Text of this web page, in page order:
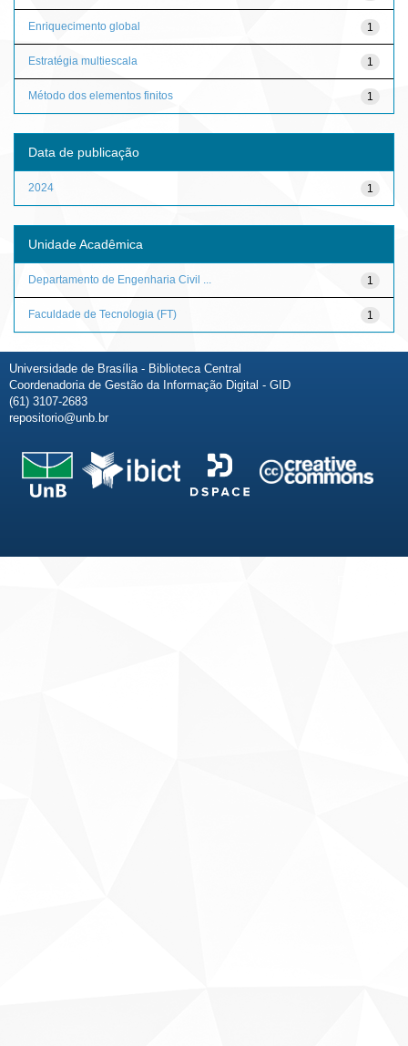
1
Enriquecimento global
1
Estratégia multiescala
1
Método dos elementos finitos
Data de publicação
1
2024
Unidade Acadêmica
1
Departamento de Engenharia Civil ...
1
Faculdade de Tecnologia (FT)
Universidade de Brasília - Biblioteca Central
Coordenadoria de Gestão da Informação Digital - GID
(61) 3107-2683
repositorio@unb.br